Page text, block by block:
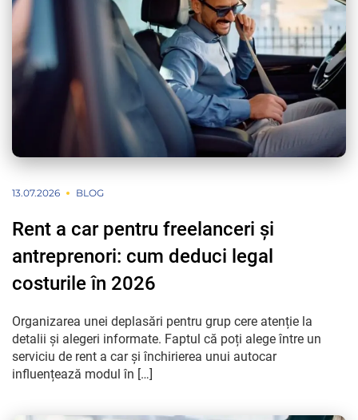
13.07.2026 BLOG
Rent a car pentru freelanceri și
antreprenori: cum deduci legal
costurile în 2026
Organizarea unei deplasări pentru grup cere atenție la
detalii și alegeri informate. Faptul că poți alege între un
serviciu de rent a car și închirierea unui autocar
influențează modul în […]